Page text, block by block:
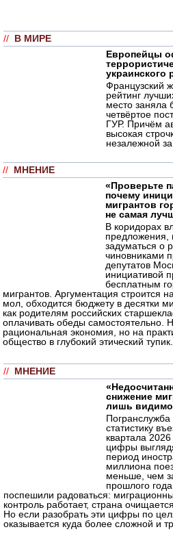
// В МИРЕ
Европейцы
украинского
Французский
рейтинг
место заняла
четвёртое
ГУР. Причём
высокая
незалежной
// МНЕНИЕ
«Проверьте
почему
мигрантов
не самая
В коридорах
предложения,
задуматься о
чиновниками
депутатов
инициативой
бесплатным
мигрантов. Аргументация строится
мол, обходится бюджету в десятки
как родителям российских
оплачивать обеды самостоятельно.
рациональная экономия, но на
общество в глубокий этический тупик.
// МНЕНИЕ
снижение
лишь
статистику
квартала
цифры
период
миллиона
меньше, чем
прошлого
поспешили радоваться:
контроль работает, страна
Но если разобрать эти цифры по
оказывается куда более сложной и